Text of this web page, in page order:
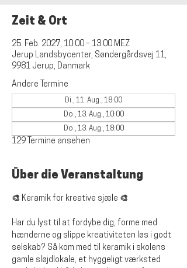
Zeit & Ort
25. Feb. 2027, 10:00 – 13:00 MEZ
Jerup Landsbycenter, Søndergårdsvej 11,
9981 Jerup, Danmark
Andere Termine
Di., 11. Aug., 18:00
Do., 13. Aug., 10:00
Do., 13. Aug., 18:00
129 Termine ansehen
Über die Veranstaltung
🎨 Keramik for kreative sjæle 🎨
Har du lyst til at fordybe dig, forme med
hænderne og slippe kreativiteten løs i godt
selskab? Så kom med til keramik i skolens
gamle sløjdlokale, et hyggeligt værksted